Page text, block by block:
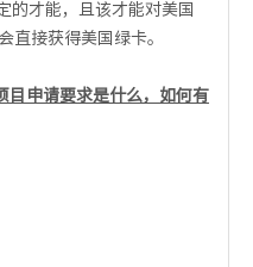
的才能，且该才能对美国
直接获得美国绿卡。
目申请要求是什么，如何有